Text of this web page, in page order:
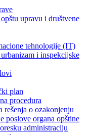
upravu i društvene
tehnologije (IT)
i inspekcijske
plan
procedura
rešenja o ozakonjenju
poslove organa opštine
administraciju